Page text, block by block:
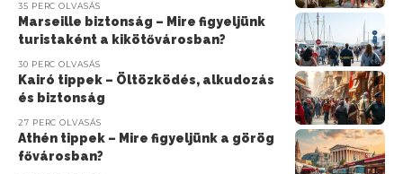
35 PERC OLVASÁS
Marseille biztonság – Mire figyeljünk
turistaként a kikötővárosban?
30 PERC OLVASÁS
Kairó tippek – Öltözködés, alkudozás
és biztonság
27 PERC OLVASÁS
Athén tippek – Mire figyeljünk a görög
fővárosban?